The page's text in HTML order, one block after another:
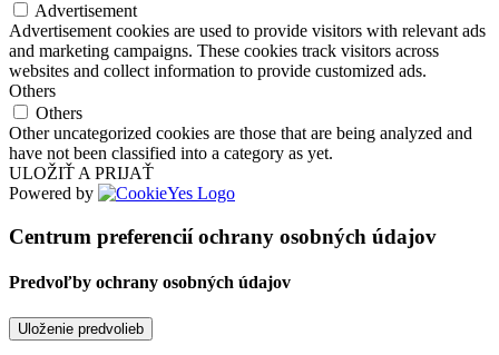
Advertisement
Advertisement cookies are used to provide visitors with relevant ads
and marketing campaigns. These cookies track visitors across
websites and collect information to provide customized ads.
Others
Others
Other uncategorized cookies are those that are being analyzed and
have not been classified into a category as yet.
ULOŽIŤ A PRIJAŤ
Powered by
Centrum preferencií ochrany osobných údajov
Predvoľby ochrany osobných údajov